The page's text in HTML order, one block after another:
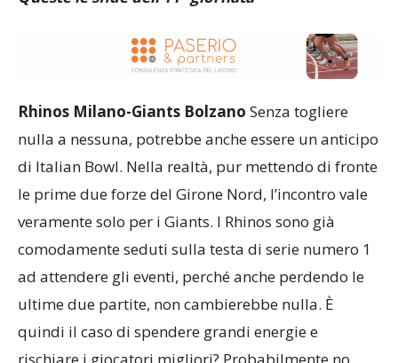
Rhinos Milano-Giants Bolzano Senza togliere
nulla a nessuna, potrebbe anche essere un anticipo
di Italian Bowl. Nella realtà, pur mettendo di fronte
le prime due forze del Girone Nord, l’incontro vale
veramente solo per i Giants. I Rhinos sono già
comodamente seduti sulla testa di serie numero 1
ad attendere gli eventi, perché anche perdendo le
ultime due partite, non cambierebbe nulla. È
quindi il caso di spendere grandi energie e
rischiare i giocatori migliori? Probabilmente no,